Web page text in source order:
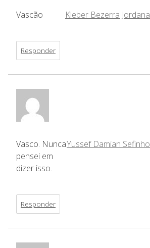
Kleber Bezerra Jordana
Vascão
Responder
Yussef Damian Sefinho
Vasco. Nunca
pensei em
dizer isso.
Responder